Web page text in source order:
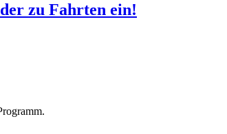
zu Fahrten ein!